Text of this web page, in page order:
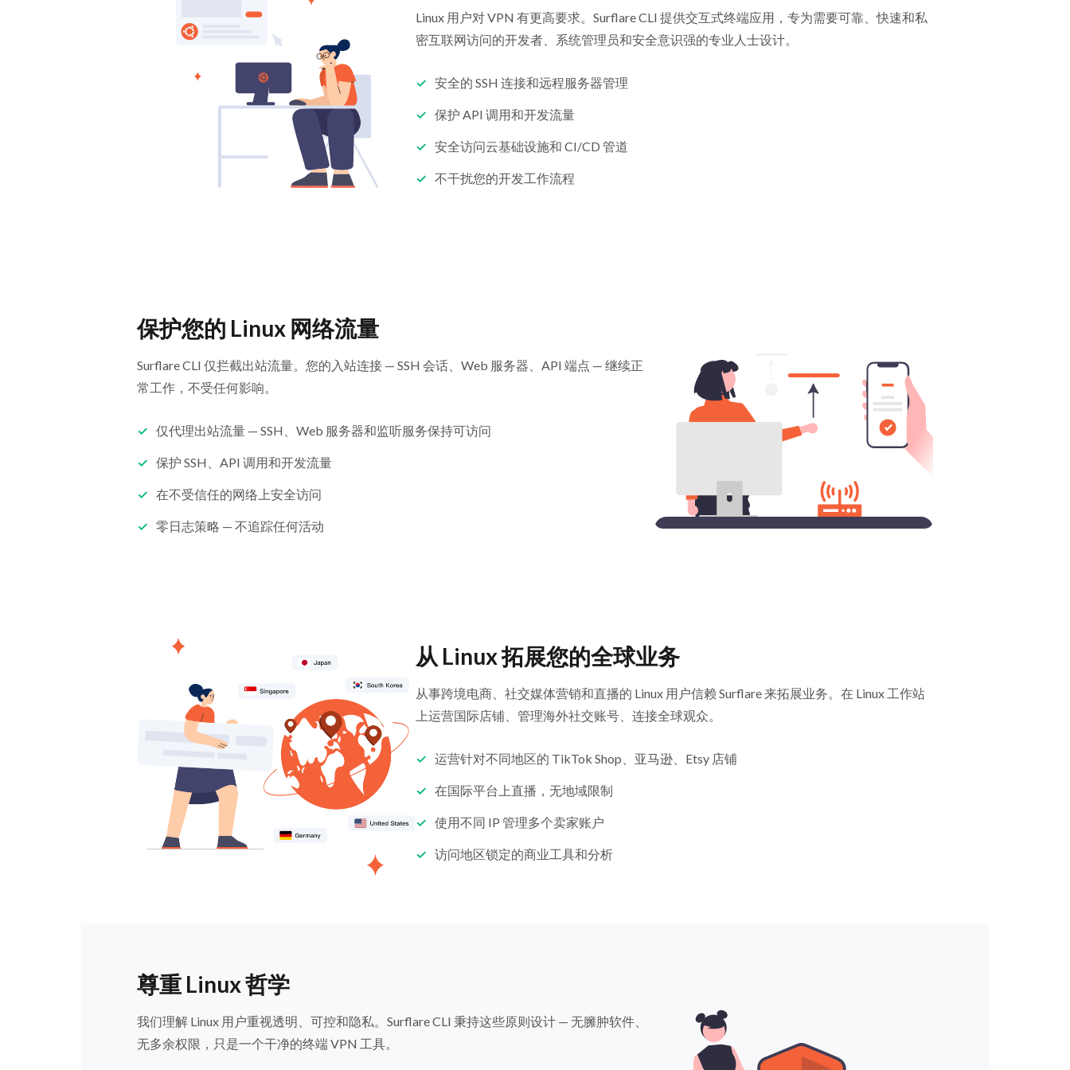
Linux 用户对 VPN 有更高要求。Surflare CLI 提供交互式终端应用，专为需要可靠、快速和私
密互联网访问的开发者、系统管理员和安全意识强的专业人士设计。
安全的 SSH 连接和远程服务器管理
保护 API 调用和开发流量
安全访问云基础设施和 CI/CD 管道
不干扰您的开发工作流程
保护您的 Linux 网络流量
Surflare CLI 仅拦截出站流量。您的入站连接 — SSH 会话、Web 服务器、API 端点 — 继续正
常工作，不受任何影响。
仅代理出站流量 — SSH、Web 服务器和监听服务保持可访问
保护 SSH、API 调用和开发流量
在不受信任的网络上安全访问
零日志策略 — 不追踪任何活动
从 Linux 拓展您的全球业务
从事跨境电商、社交媒体营销和直播的 Linux 用户信赖 Surflare 来拓展业务。在 Linux 工作站
上运营国际店铺、管理海外社交账号、连接全球观众。
运营针对不同地区的 TikTok Shop、亚马逊、Etsy 店铺
在国际平台上直播，无地域限制
使用不同 IP 管理多个卖家账户
访问地区锁定的商业工具和分析
尊重 Linux 哲学
我们理解 Linux 用户重视透明、可控和隐私。Surflare CLI 秉持这些原则设计 — 无臃肿软件、
无多余权限，只是一个干净的终端 VPN 工具。